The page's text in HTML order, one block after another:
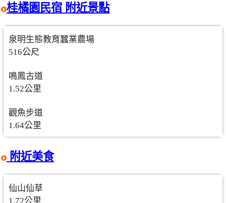
桂橘園民宿 附近景點
泉明生態教育蠶業農場
516公尺
鳴鳳古道
1.52公里
觀魚步道
1.64公里
附近美食
仙山仙草
1.72公里